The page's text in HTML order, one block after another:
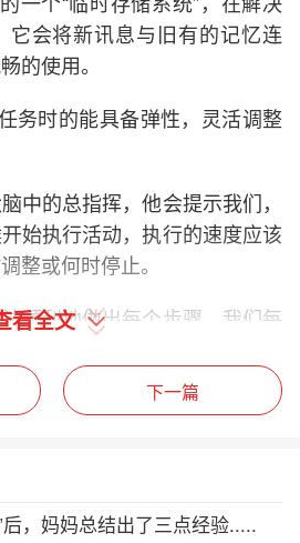
它会将新讯息与旧有的记忆连
的使用。
务时的能具备弹性，灵活调整
中的总指挥，他会提示我们，
始执行活动，执行的速度应该
整或何时停止。
顺利地做出每个步骤。我们每
影响到我们的：
情的优先级的能力
看全文
下一篇
后，妈妈总结出了三点经验.....